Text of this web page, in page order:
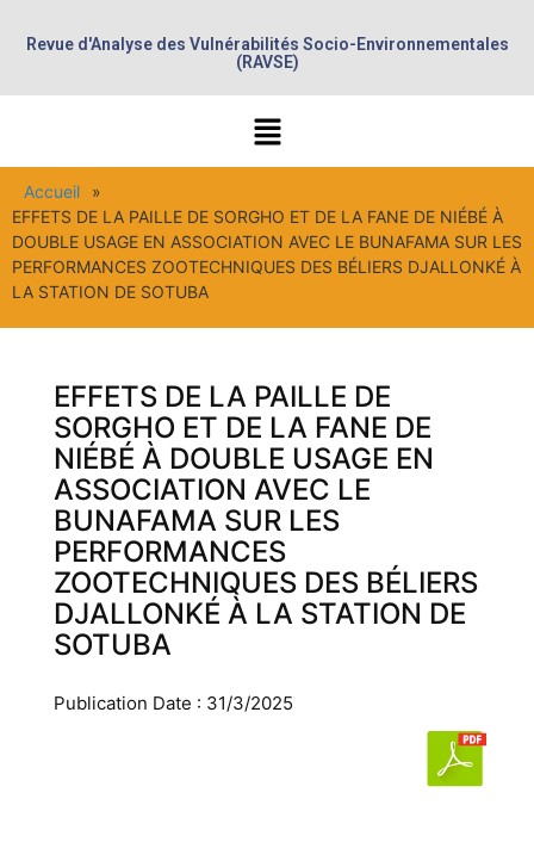
Revue d'Analyse des Vulnérabilités Socio-Environnementales
(RAVSE)
Accueil
»
EFFETS DE LA PAILLE DE SORGHO ET DE LA FANE DE NIÉBÉ À
DOUBLE USAGE EN ASSOCIATION AVEC LE BUNAFAMA SUR LES
PERFORMANCES ZOOTECHNIQUES DES BÉLIERS DJALLONKÉ À
LA STATION DE SOTUBA
EFFETS DE LA PAILLE DE
SORGHO ET DE LA FANE DE
NIÉBÉ À DOUBLE USAGE EN
ASSOCIATION AVEC LE
BUNAFAMA SUR LES
PERFORMANCES
ZOOTECHNIQUES DES BÉLIERS
DJALLONKÉ À LA STATION DE
SOTUBA
Publication Date : 31/3/2025